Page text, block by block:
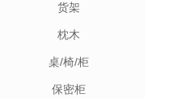
货架
枕木
桌/椅/柜
保密柜